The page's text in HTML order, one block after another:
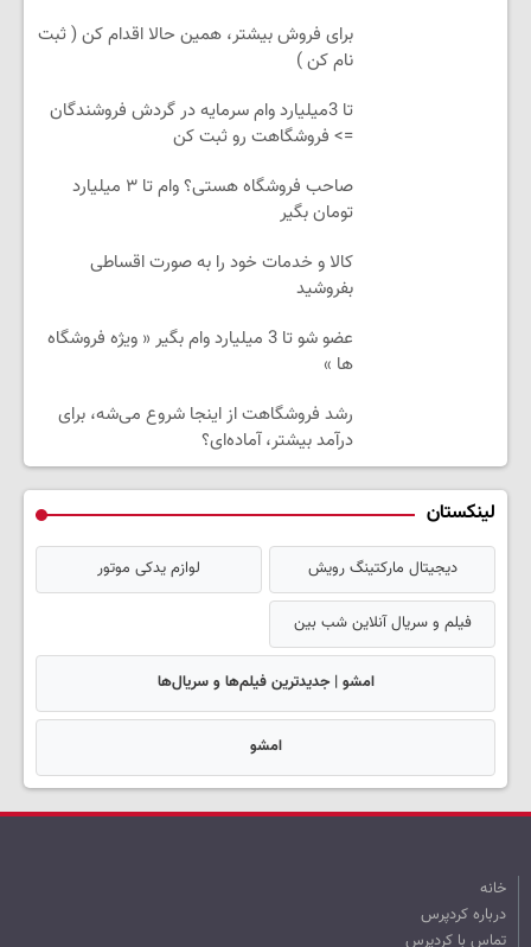
برای فروش بیشتر، همین حالا اقدام کن ( ثبت
نام کن )
تا 3میلیارد وام سرمایه در گردش فروشندگان
=> فروشگاهت رو ثبت کن
صاحب فروشگاه هستی؟ وام تا ۳ میلیارد
تومان بگیر
کالا و خدمات خود را به صورت اقساطی
بفروشید
عضو شو تا 3 میلیارد وام بگیر « ویژه فروشگاه
ها »
رشد فروشگاهت از اینجا شروع می‌شه، برای
درآمد بیشتر، آماده‌ای؟
لینکستان
دیجیتال مارکتینگ رویش لوازم یدکی موتور
فیلم و سریال آنلاین شب بین
امشو | جدیدترین فیلم‌ها و سریال‌ها
امشو
خانه
درباره کردپرس
تماس با کردپرس